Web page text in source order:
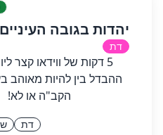
יהדות בגובה העיניים 1
דת
5 דקות של ווידאו קצר
ההבדל בין להיות מאוהב
הקב"ה או לא!
דת